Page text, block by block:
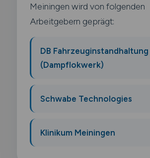
Meiningen wird von folgenden
Arbeitgebern geprägt:
DB Fahrzeuginstandhaltung
(Dampflokwerk)
Schwabe Technologies
Klinikum Meiningen